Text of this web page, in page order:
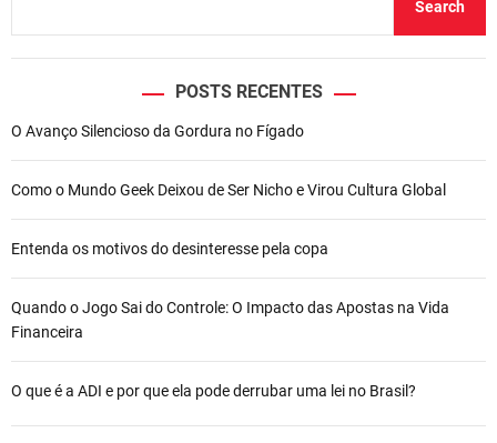
Search
POSTS RECENTES
O Avanço Silencioso da Gordura no Fígado
Como o Mundo Geek Deixou de Ser Nicho e Virou Cultura Global
Entenda os motivos do desinteresse pela copa
Quando o Jogo Sai do Controle: O Impacto das Apostas na Vida
Financeira
O que é a ADI e por que ela pode derrubar uma lei no Brasil?